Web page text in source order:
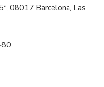
08017 Barcelona, Las